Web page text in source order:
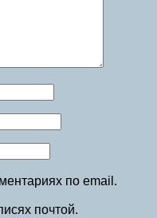
по email.
почтой.